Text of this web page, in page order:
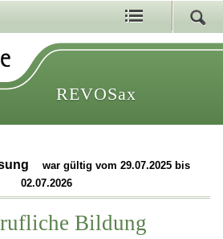
REVOSax
war gültig vom 29.07.2025 bis
02.07.2026
Bildung